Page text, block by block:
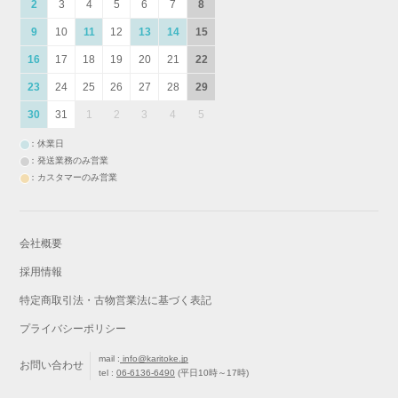
2 3 4 5 6 7 8
9 10 11 12 13 14 15
16 17 18 19 20 21 22
23 24 25 26 27 28 29
30 31 1 2 3 4 5
：休業日
：発送業務のみ営業
：カスタマーのみ営業
会社概要
採用情報
特定商取引法・古物営業法に基づく表記
プライバシーポリシー
お問い合わせ
mail : info@karitoke.jp
tel :06-6136-6490 (平日10時～17時)